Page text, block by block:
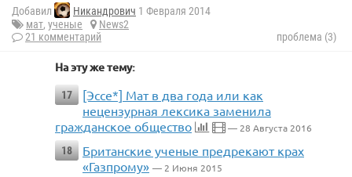
Добавил Никандрович 1 Февраля 2014
мат, ученые
News2
21 комментарий
проблема (3)
На эту же тему:
17
[Эссе*] Мат в два года или как
нецензурная лексика заменила
гражданское общество
— 28 Августа 2016
18
Британские ученые предрекают крах
«Газпрому» — 2 Июня 2015